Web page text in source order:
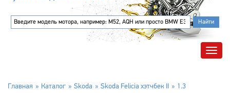
Главная Каталог Skoda Skoda Felicia хэтчбек II 1.3